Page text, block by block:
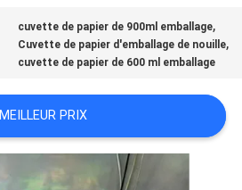
cuvette de papier de 900ml emballage,
Cuvette de papier d'emballage de nouille,
cuvette de papier de 600 ml emballage
MEILLEUR PRIX